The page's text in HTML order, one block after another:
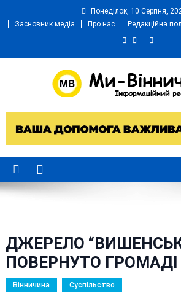
Понеділок, 10 Серпня,
Засновник медіа
Про нас Редакційна
Ми Вінничани
ДЖЕРЕЛО
ПОВЕРНУТО ГРОМАДІ
Вінничина Суспільство